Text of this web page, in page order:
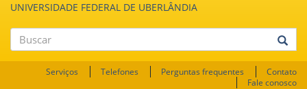
UNIVERSIDADE FEDERAL DE UBERLÂNDIA
Buscar
Serviços Telefones Perguntas frequentes
Contato
Fale conosco